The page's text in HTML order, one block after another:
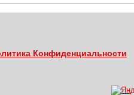
Конфиденциальности